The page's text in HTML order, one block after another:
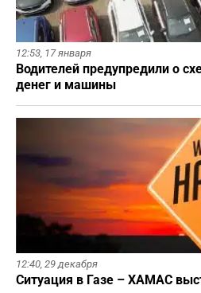
12:53, 17 января
Водителей предупредили о
денег и машины
12:40, 29 декабря
Ситуация в Газе – ХАМАС